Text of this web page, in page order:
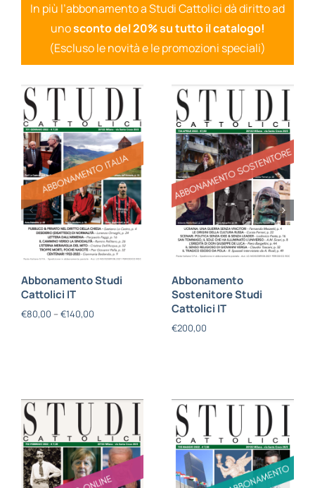
In più l’abbonamento a Studi Cattolici dà diritto ad
unosconto del 20% su tutto il catalogo!
(Escluso le novità e le promozioni speciali)
Abbonamento Studi
Cattolici IT
€80,00 – €140,00
Abbonamento
Sostenitore Studi
Cattolici IT
€200,00